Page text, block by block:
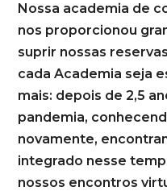
Nossa academia de
nos proporcionou
suprir nossas
cada Academia seja
mais: depois de 2,5
pandemia,
novamente,
integrado nesse
nossos encontros